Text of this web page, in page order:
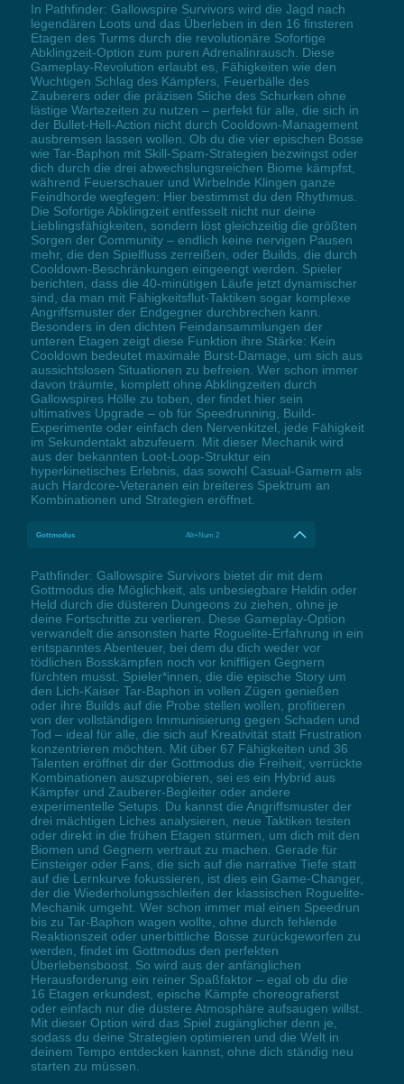
In Pathfinder: Gallowspire Survivors wird die Jagd nach
legendären Loots und das Überleben in den 16 finsteren
Etagen des Turms durch die revolutionäre Sofortige
Abklingzeit-Option zum puren Adrenalinrausch. Diese
Gameplay-Revolution erlaubt es, Fähigkeiten wie den
Wuchtigen Schlag des Kämpfers, Feuerbälle des
Zauberers oder die präzisen Stiche des Schurken ohne
lästige Wartezeiten zu nutzen – perfekt für alle, die sich in
der Bullet-Hell-Action nicht durch Cooldown-Management
ausbremsen lassen wollen. Ob du die vier epischen Bosse
wie Tar-Baphon mit Skill-Spam-Strategien bezwingst oder
dich durch die drei abwechslungsreichen Biome kämpfst,
während Feuerschauer und Wirbelnde Klingen ganze
Feindhorde wegfegen: Hier bestimmst du den Rhythmus.
Die Sofortige Abklingzeit entfesselt nicht nur deine
Lieblingsfähigkeiten, sondern löst gleichzeitig die größten
Sorgen der Community – endlich keine nervigen Pausen
mehr, die den Spielfluss zerreißen, oder Builds, die durch
Cooldown-Beschränkungen eingeengt werden. Spieler
berichten, dass die 40-minütigen Läufe jetzt dynamischer
sind, da man mit Fähigkeitsflut-Taktiken sogar komplexe
Angriffsmuster der Endgegner durchbrechen kann.
Besonders in den dichten Feindansammlungen der
unteren Etagen zeigt diese Funktion ihre Stärke: Kein
Cooldown bedeutet maximale Burst-Damage, um sich aus
aussichtslosen Situationen zu befreien. Wer schon immer
davon träumte, komplett ohne Abklingzeiten durch
Gallowspires Hölle zu toben, der findet hier sein
ultimatives Upgrade – ob für Speedrunning, Build-
Experimente oder einfach den Nervenkitzel, jede Fähigkeit
im Sekundentakt abzufeuern. Mit dieser Mechanik wird
aus der bekannten Loot-Loop-Struktur ein
hyperkinetisches Erlebnis, das sowohl Casual-Gamern als
auch Hardcore-Veteranen ein breiteres Spektrum an
Kombinationen und Strategien eröffnet.
Gottmodus Alt+Num 2
Pathfinder: Gallowspire Survivors bietet dir mit dem
Gottmodus die Möglichkeit, als unbesiegbare Heldin oder
Held durch die düsteren Dungeons zu ziehen, ohne je
deine Fortschritte zu verlieren. Diese Gameplay-Option
verwandelt die ansonsten harte Roguelite-Erfahrung in ein
entspanntes Abenteuer, bei dem du dich weder vor
tödlichen Bosskämpfen noch vor kniffligen Gegnern
fürchten musst. Spieler*innen, die die epische Story um
den Lich-Kaiser Tar-Baphon in vollen Zügen genießen
oder ihre Builds auf die Probe stellen wollen, profitieren
von der vollständigen Immunisierung gegen Schaden und
Tod – ideal für alle, die sich auf Kreativität statt Frustration
konzentrieren möchten. Mit über 67 Fähigkeiten und 36
Talenten eröffnet dir der Gottmodus die Freiheit, verrückte
Kombinationen auszuprobieren, sei es ein Hybrid aus
Kämpfer und Zauberer-Begleiter oder andere
experimentelle Setups. Du kannst die Angriffsmuster der
drei mächtigen Liches analysieren, neue Taktiken testen
oder direkt in die frühen Etagen stürmen, um dich mit den
Biomen und Gegnern vertraut zu machen. Gerade für
Einsteiger oder Fans, die sich auf die narrative Tiefe statt
auf die Lernkurve fokussieren, ist dies ein Game-Changer,
der die Wiederholungsschleifen der klassischen Roguelite-
Mechanik umgeht. Wer schon immer mal einen Speedrun
bis zu Tar-Baphon wagen wollte, ohne durch fehlende
Reaktionszeit oder unerbittliche Bosse zurückgeworfen zu
werden, findet im Gottmodus den perfekten
Überlebensboost. So wird aus der anfänglichen
Herausforderung ein reiner Spaßfaktor – egal ob du die
16 Etagen erkundest, epische Kämpfe choreografierst
oder einfach nur die düstere Atmosphäre aufsaugen willst.
Mit dieser Option wird das Spiel zugänglicher denn je,
sodass du deine Strategien optimieren und die Welt in
deinem Tempo entdecken kannst, ohne dich ständig neu
starten zu müssen.